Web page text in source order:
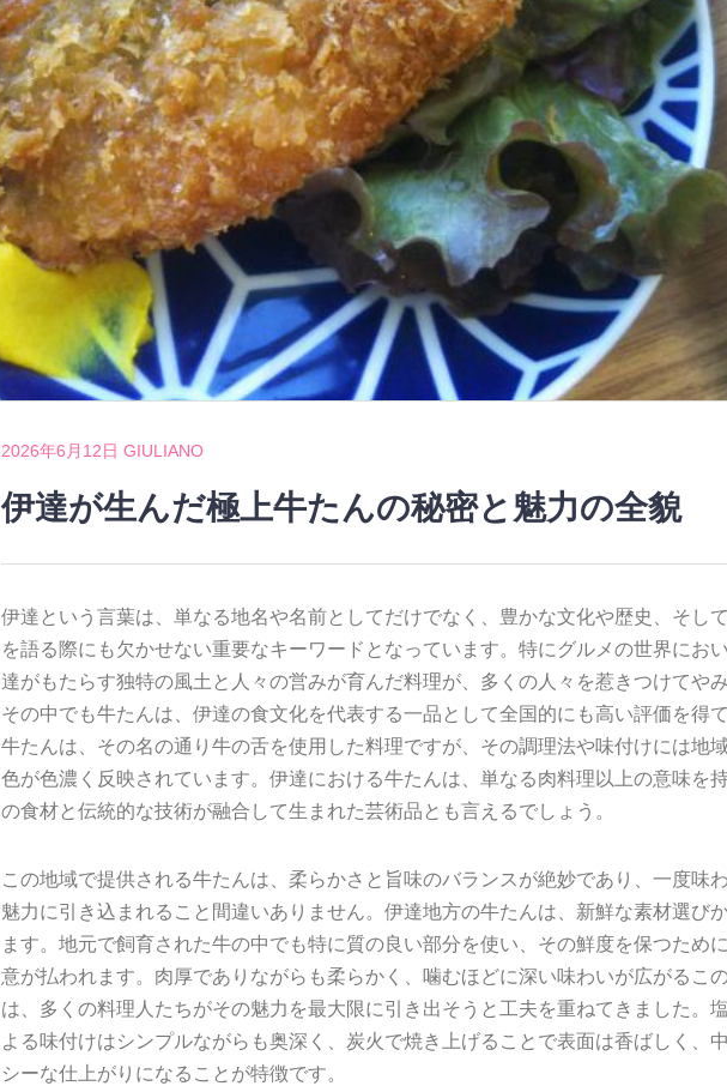
2026年6月12日 GIULIANO
伊達が生んだ極上牛たんの秘密と魅力の全貌
伊達という言葉は、単なる地名や名前としてだけでなく、豊かな文化や歴史、そし
を語る際にも欠かせない重要なキーワードとなっています。特にグルメの世界にお
達がもたらす独特の風土と人々の営みが育んだ料理が、多くの人々を惹きつけてやみ
その中でも牛たんは、伊達の食文化を代表する一品として全国的にも高い評価を得て
牛たんは、その名の通り牛の舌を使用した料理ですが、その調理法や味付けには地
色が色濃く反映されています。伊達における牛たんは、単なる肉料理以上の意味を
の食材と伝統的な技術が融合して生まれた芸術品とも言えるでしょう。
この地域で提供される牛たんは、柔らかさと旨味のバランスが絶妙であり、一度味
魅力に引き込まれること間違いありません。伊達地方の牛たんは、新鮮な素材選び
ます。地元で飼育された牛の中でも特に質の良い部分を使い、その鮮度を保つため
意が払われます。肉厚でありながらも柔らかく、噛むほどに深い味わいが広がるこ
は、多くの料理人たちがその魅力を最大限に引き出そうと工夫を重ねてきました。
よる味付けはシンプルながらも奥深く、炭火で焼き上げることで表面は香ばしく、
シーな仕上がりになることが特徴です。